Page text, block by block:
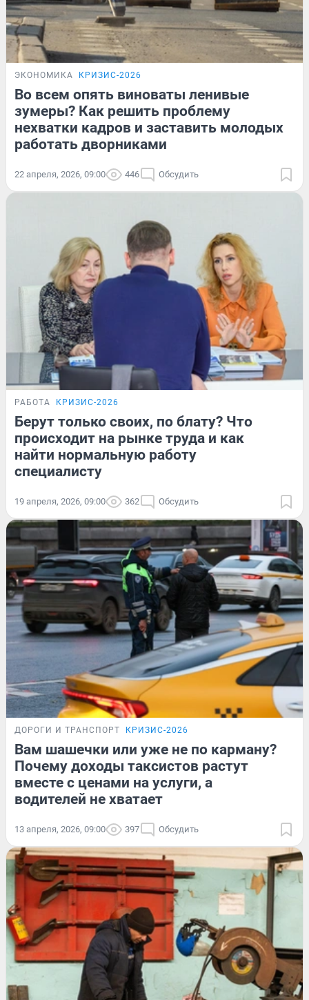
ЭКОНОМИКА КРИЗИС-2026
Во всем опять виноваты ленивые
зумеры? Как решить проблему
нехватки кадров и заставить молодых
работать дворниками
22 апреля, 2026, 09:00 446 Обсудить
РАБОТА КРИЗИС-2026
Берут только своих, по блату? Что
происходит на рынке труда и как
найти нормальную работу
специалисту
19 апреля, 2026, 09:00 362 Обсудить
ДОРОГИ И ТРАНСПОРТ КРИЗИС-2026
Вам шашечки или уже не по карману?
Почему доходы таксистов растут
вместе с ценами на услуги, а
водителей не хватает
13 апреля, 2026, 09:00 397 Обсудить